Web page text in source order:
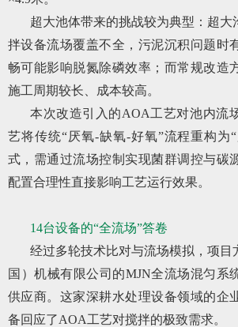
超大池体带来的挑战较为典型：超大
拌设备流场覆盖不全，污泥沉积问题时
畅可能影响脱氮除磷效率；而常规改造
施工周期较长、成本较高。
本次改造引入的AOA工艺对池内流
艺将传统“厌氧-缺氧-好氧”流程重构为
式，需通过流场控制实现菌群调控与碳
配置合理性直接影响工艺运行效果。
14台设备的“全流场”答卷
经过多轮技术比对与流场模拟，项目
国）机械有限公司的MJN全流场混匀系
供应商。这家深耕水处理设备领域的企
备回应了AOA工艺对搅拌的极致需求。